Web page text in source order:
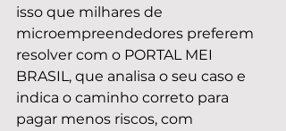
isso que milhares de
microempreendedores preferem
resolver com o PORTAL MEI
BRASIL, que analisa o seu caso e
indica o caminho correto para
pagar menos riscos, com